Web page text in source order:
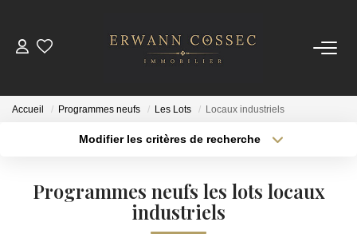
NOTRE AGENCE
Accueil Programmes neufs Les Lots Locaux industriels
Modifier les critères de recherche
Sélectionnez...
Type de bien
Surface min
Programmes neufs les lots locaux
industriels